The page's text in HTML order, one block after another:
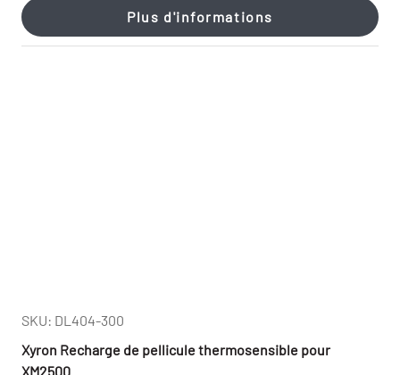
Plus d'informations
SKU: DL404-300
Xyron Recharge de pellicule thermosensible pour
XM2500